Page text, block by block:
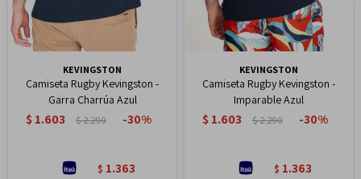
KEVINGSTON
Camiseta Rugby Kevingston -
Garra Charrúa Azul
$ 1.603 $2.290 30
$ 1.363
KEVINGSTON
Camiseta Rugby Kevingston -
Imparable Azul
$ 1.603 $2.290 30
$ 1.363